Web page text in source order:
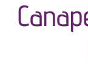
séjours
meubles de